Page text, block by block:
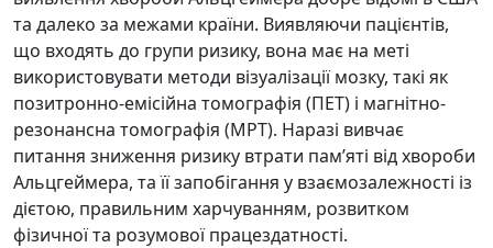
та далеко за межами країни. Виявляючи пацієнтів,
що входять до групи ризику, вона має на меті
використовувати методи візуалізації мозку, такі як
позитронно-емісійна томографія (ПЕТ) і магнітно-
резонансна томографія (МРТ). Наразі вивчає
питання зниження ризику втрати пам’яті від хвороби
Альцгеймера, та її запобігання у взаємозалежності із
дієтою, правильним харчуванням, розвитком
фізичної та розумової працездатності.